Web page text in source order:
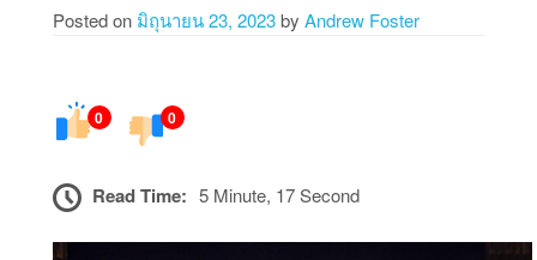
Posted on มิถุนายน 23, 2023by Andrew Foster
0 0
Read Time: 5 Minute, 17 Second